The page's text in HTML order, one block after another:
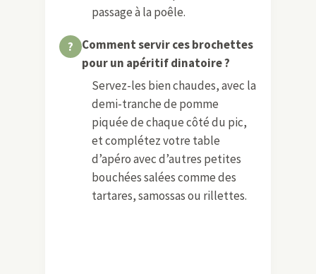
passage à la poêle.
Comment servir ces brochettes
pour un apéritif dinatoire ?
Servez-les bien chaudes, avec la
demi-tranche de pomme
piquée de chaque côté du pic,
et complétez votre table
d’apéro avec d’autres petites
bouchées salées comme des
tartares, samossas ou rillettes.